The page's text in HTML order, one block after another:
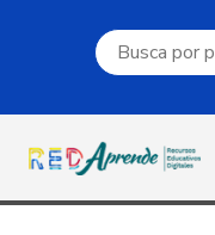
Campo de